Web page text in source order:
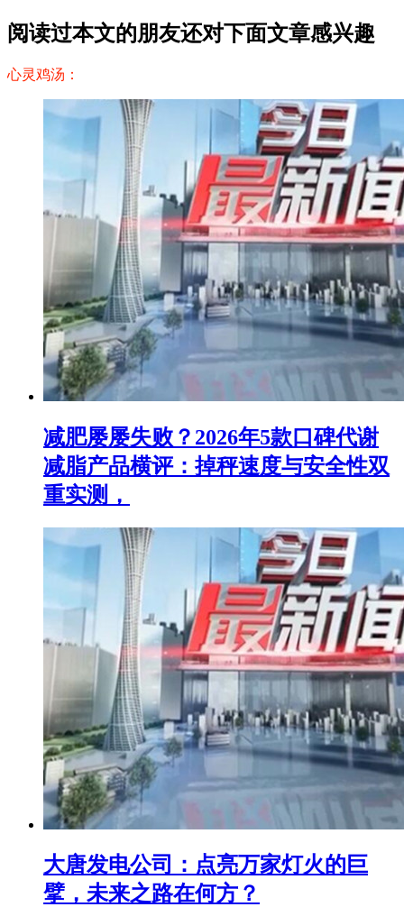
阅读过本文的朋友还对下面文章感兴趣
心灵鸡汤：
减肥屡屡失败？2026年5款口碑代谢
减脂产品横评：掉秤速度与安全性双
重实测，
大唐发电公司：点亮万家灯火的巨
擘，未来之路在何方？